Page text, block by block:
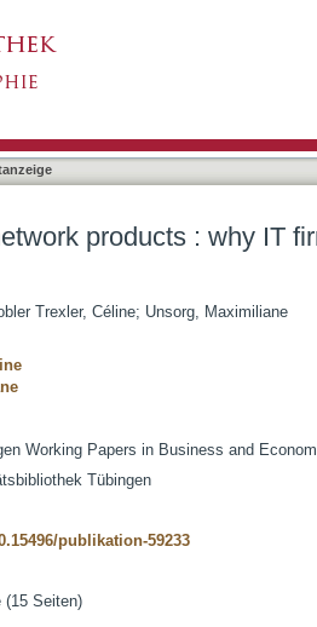
products : why IT
Trexler, Céline; Unsorg, Maximiliane
Working Papers in Business and
Tübingen
publikation-59233
(15 Seiten)